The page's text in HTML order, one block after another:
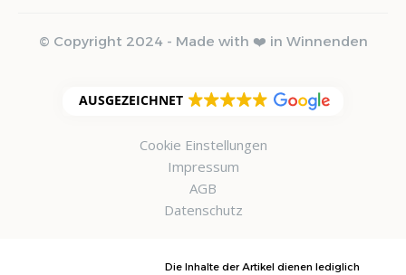
© Copyright 2024 - Made with ❤️ in Winnenden
AUSGEZEICHNET
Cookie Einstellungen
Impressum
AGB
Datenschutz
Die Inhalte der Artikel dienen lediglich